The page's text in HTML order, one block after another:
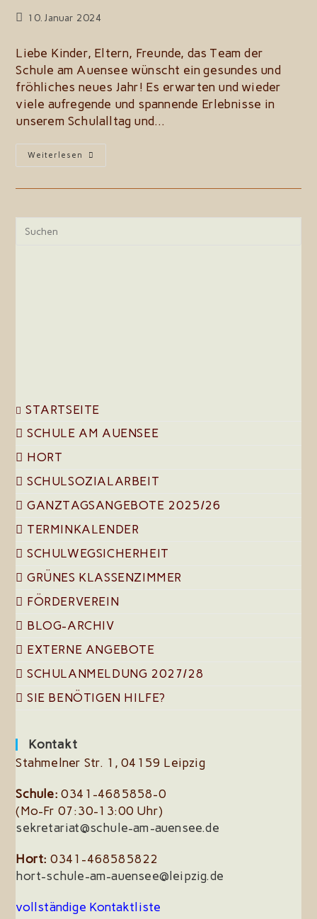
Beitrag
geändert
10. Januar 2024
Liebe Kinder, Eltern, Freunde, das Team der
Schule am Auensee wünscht ein gesundes und
fröhliches neues Jahr! Es erwarten und wieder
viele aufregende und spannende Erlebnisse in
unserem Schulalltag und…
Weiterlesen
Gesundes
Neues
STARTSEITE
SCHULE AM AUENSEE
HORT
SCHULSOZIALARBEIT
GANZTAGSANGEBOTE 2025/26
TERMINKALENDER
SCHULWEGSICHERHEIT
GRÜNES KLASSENZIMMER
FÖRDERVEREIN
BLOG-ARCHIV
EXTERNE ANGEBOTE
SCHULANMELDUNG 2027/28
SIE BENÖTIGEN HILFE?
Kontakt
Stahmelner Str. 1, 04159 Leipzig
Schule: 0341-4685858-0
(Mo-Fr 07:30-13:00 Uhr)
sekretariat@schule-am-auensee.de
Hort: 0341-468585822
hort-schule-am-auensee@leipzig.de
vollständige Kontaktliste